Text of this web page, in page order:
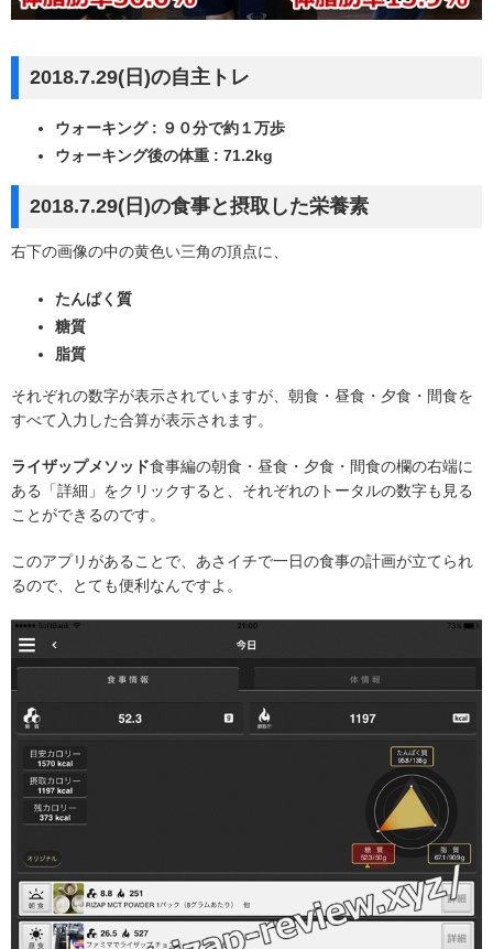
2018.7.29(日)の自主トレ
ウォーキング : ９０分で約１万歩
ウォーキング後の体重 : 71.2kg
2018.7.29(日)の食事と摂取した栄養素
右下の画像の中の黄色い三角の頂点に、
たんぱく質
糖質
脂質
それぞれの数字が表示されていますが、朝食・昼食・夕食・間食を
すべて入力した合算が表示されます。
ライザップメソッド食事編の朝食・昼食・夕食・間食の欄の右端に
ある「詳細」をクリックすると、それぞれのトータルの数字も見る
ことができるのです。
このアプリがあることで、あさイチで一日の食事の計画が立てられ
るので、とても便利なんですよ。